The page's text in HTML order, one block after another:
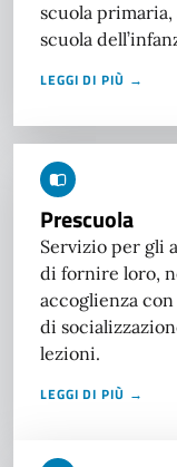
scuola
scuola
LEGGI DI PIÙ →
Prescuola
Servizio per gli
di fornire loro,
accoglienza
di
lezioni.
LEGGI DI PIÙ →